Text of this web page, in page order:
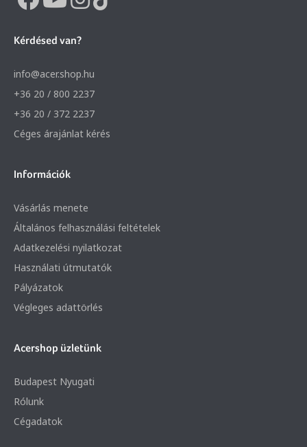
Kérdésed van?
+36 20 / 800 2237
Céges árajánlat kérés
Információk
Vásárlás menete
Általános felhasználási feltételek
Adatkezelési nyilatkozat
Használati útmutatók
Végleges adattörlés
Acershop üzletünk
Budapest Nyugati